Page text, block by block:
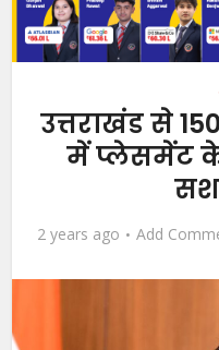
उत्तराखंड से
में प्लेसमेंट
2 years ago Add